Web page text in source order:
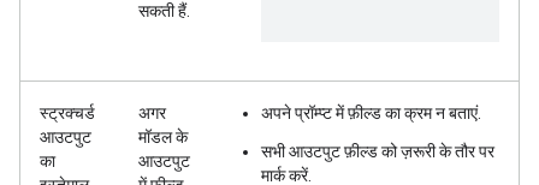
सकती हैं.
स्ट्रक्चर्ड
आउटपुट
का
अगर
मॉडल के
आउटपुट
अपने प्रॉम्प्ट में फ़ील्ड का क्रम न बताएं.
सभी आउटपुट फ़ील्ड को ज़रूरी के तौर पर
मार्क करें.